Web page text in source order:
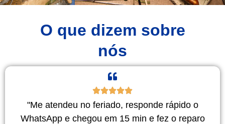
O que dizem sobre
nós
"Me atendeu no feriado, responde rápido o
WhatsApp e chegou em 15 min e fez o reparo